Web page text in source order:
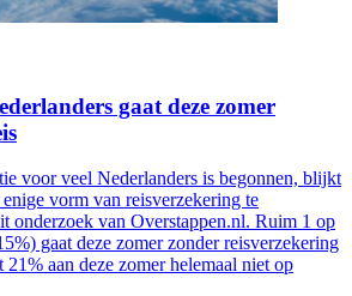
gaat deze zomer
voor veel Nederlanders is begonnen, blijkt
vorm van reisverzekering te
onderzoek van Overstappen.nl. Ruim 1 op
gaat deze zomer zonder reisverzekering
21% aan deze zomer helemaal niet op